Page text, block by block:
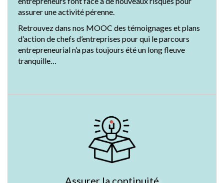
assurer une activité pérenne.
Retrouvez dans nos MOOC des témoignages et plans
d’action de chefs d’entreprises pour qui le parcours
entrepreneurial n’a pas toujours été un long fleuve
tranquille…
Assurer la continuité